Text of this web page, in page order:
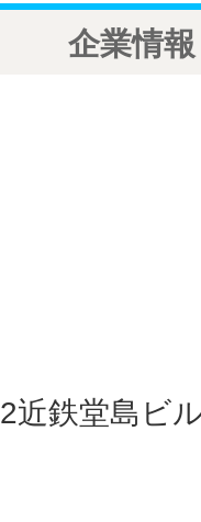
企業情報
近鉄堂島ビ